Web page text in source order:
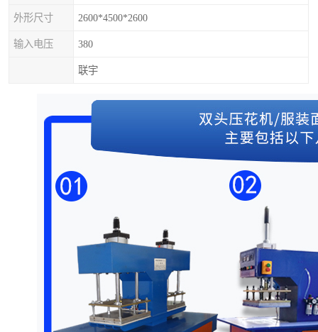
外形尺寸 2600*4500*2600
输入电压 380
联宇